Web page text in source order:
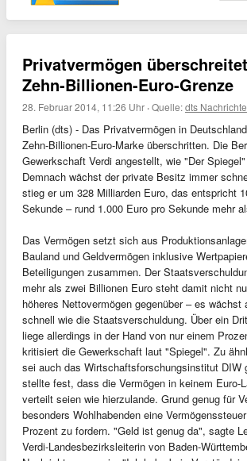
Privatvermögen
Zehn-Billionen-Euro-Grenze
28. Februar 2014, 11:26 Uhr ·Quelle:dts
Berlin (dts) - Das Privatvermögen in
Zehn-Billionen-Euro-Marke überschritten. Die
Gewerkschaft Verdi angestellt, wie "Der
Demnach wächst der private Besitz immer
stieg er um 328 Milliarden Euro, das entspricht
Sekunde – rund 1.000 Euro pro Sekunde mehr
Das Vermögen setzt sich aus
Bauland und Geldvermögen inklusive
Beteiligungen zusammen. Der
mehr als zwei Billionen Euro steht damit nicht
höheres Nettovermögen gegenüber – es wächst
schnell wie die Staatsverschuldung. Über ein
liege allerdings in der Hand von nur einem
kritisiert die Gewerkschaft laut "Spiegel". Zu
sei auch das Wirtschaftsforschungsinstitut DIW
stellte fest, dass die Vermögen in keinem Euro-
verteilt seien wie hierzulande. Grund genug für
besonders Wohlhabenden eine
Prozent zu fordern. "Geld ist genug da", sagte
Verdi-Landesbezirksleiterin von Baden-